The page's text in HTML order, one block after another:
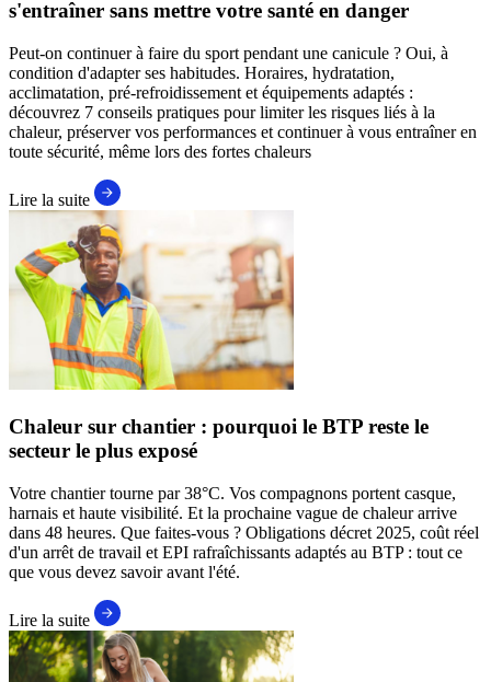
s'entraîner sans mettre votre santé en danger
Peut-on continuer à faire du sport pendant une canicule ? Oui, à
condition d'adapter ses habitudes. Horaires, hydratation,
acclimatation, pré-refroidissement et équipements adaptés :
découvrez 7 conseils pratiques pour limiter les risques liés à la
chaleur, préserver vos performances et continuer à vous entraîner en
toute sécurité, même lors des fortes chaleurs
Lire la suite
Chaleur sur chantier : pourquoi le BTP reste le
secteur le plus exposé
Votre chantier tourne par 38°C. Vos compagnons portent casque,
harnais et haute visibilité. Et la prochaine vague de chaleur arrive
dans 48 heures. Que faites-vous ? Obligations décret 2025, coût réel
d'un arrêt de travail et EPI rafraîchissants adaptés au BTP : tout ce
que vous devez savoir avant l'été.
Lire la suite